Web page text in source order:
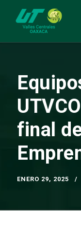
final
ENERO 29, 2025